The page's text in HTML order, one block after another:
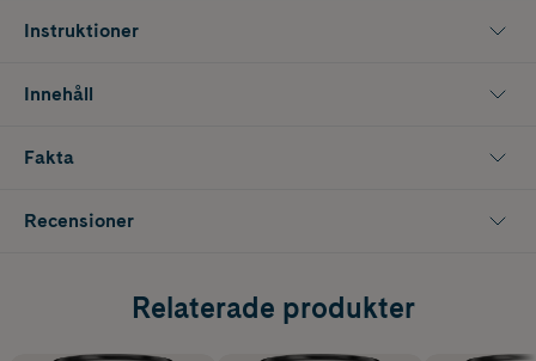
Instruktioner
Innehåll
Fakta
Recensioner
Relaterade produkter